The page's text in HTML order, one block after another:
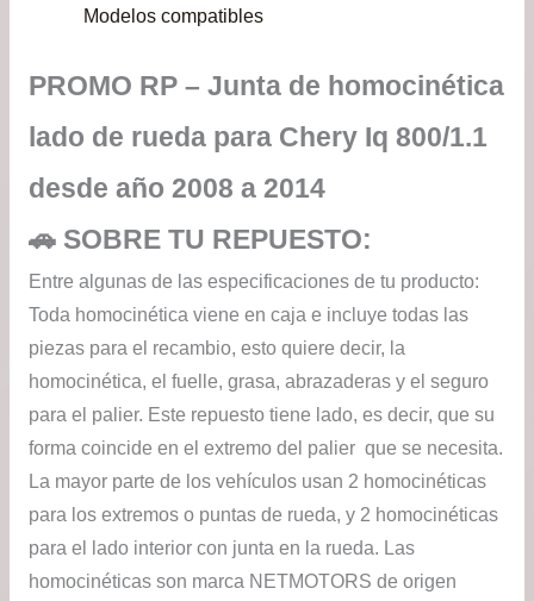
Modelos compatibles
PROMO RP – Junta de homocinética
lado de rueda para Chery Iq 800/1.1
desde año 2008 a 2014
🚗 SOBRE TU REPUESTO:
Entre algunas de las especificaciones de tu producto:
Toda homocinética viene en caja e incluye todas las
piezas para el recambio, esto quiere decir, la
homocinética, el fuelle, grasa, abrazaderas y el seguro
para el palier. Este repuesto tiene lado, es decir, que su
forma coincide en el extremo del palier que se necesita.
La mayor parte de los vehículos usan 2 homocinéticas
para los extremos o puntas de rueda, y 2 homocinéticas
para el lado interior con junta en la rueda. Las
homocinéticas son marca NETMOTORS de origen